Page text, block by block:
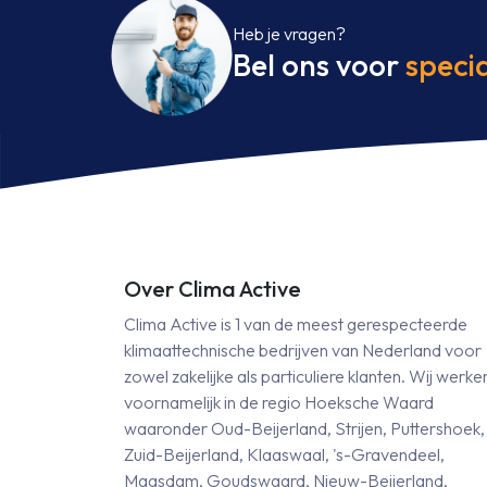
ZT-
W
5,0
kW
infrarood
W
Heb je vragen?
Bel ons voor
Over Clima Active
Clima Active is 1 van de meest gerespecteerde
klimaattechnische bedrijven van Nederland voor
zowel zakelijke als particuliere klanten. Wij
voornamelijk in de regio Hoeksche Waard
waaronder Oud-Beijerland, Strijen, Puttershoek,
Zuid-Beijerland, Klaaswaal, 's-Gravendeel,
Maasdam, Goudswaard, Nieuw-Beijerland,